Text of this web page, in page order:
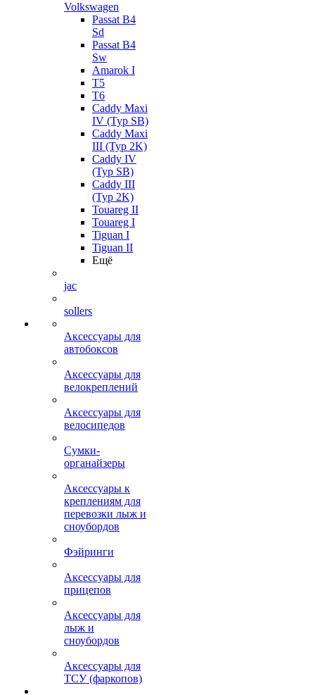
Volkswagen
Passat B4
Sd
Passat B4
Sw
Amarok I
T5
T6
Caddy Maxi
IV (Typ SB)
Caddy Maxi
III (Typ 2K)
Caddy IV
(Typ SB)
Caddy III
(Typ 2K)
Touareg II
Touareg I
Tiguan I
Tiguan II
Ещё
jac
sollers
Аксессуары для
автобоксов
Аксессуары для
велокреплений
Аксессуары для
велосипедов
Сумки-
органайзеры
Аксессуары к
креплениям для
перевозки лыж и
сноубордов
Фэйринги
Аксессуары для
прицепов
Аксессуары для
лыж и
сноубордов
Аксессуары для
ТСУ (фаркопов)